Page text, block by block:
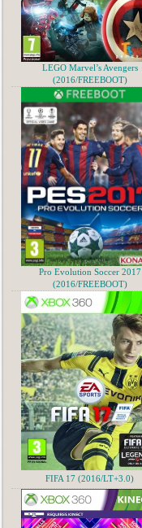
LEGO Marvel’s Avengers
(2016/FREEBOOT)
Pro Evolution Soccer 2017
(2016/FREEBOOT)
FIFA 17 (2016/LT+3.0)